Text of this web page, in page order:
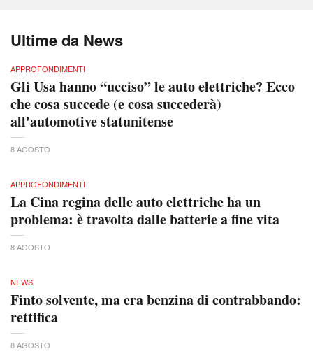
Ultime da News
APPROFONDIMENTI
Gli Usa hanno “ucciso” le auto elettriche? Ecco
che cosa succede (e cosa succederà)
all'automotive statunitense
8 AGOSTO
APPROFONDIMENTI
La Cina regina delle auto elettriche ha un
problema: è travolta dalle batterie a fine vita
8 AGOSTO
NEWS
Finto solvente, ma era benzina di contrabbando:
rettifica
8 AGOSTO